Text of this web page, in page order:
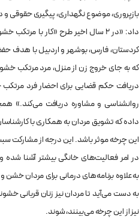
بازپروری، موضوع نگهداری، پیگیری حقوقی و
کردستان، فارس، بوشهر و اردبیل با هدف
که به جای خروج زن از منزل، مرد مرتکب
دریافت حکم قضایی برای احضار فرد
روانشناسی و مشاوره دریافت
داده که تشویق مردان به همکاری با
این چرخه موثر باشد. این درجه از مشارکت
در امر فعالیت‌های خانگی بیشتر آشنا شده
به‌علاوه برنامه‌های درمانی برای مردان
به دست می‌آید تا مردان نیز زنان قربانی
نیز از این چرخه می‌بینند، شوند.